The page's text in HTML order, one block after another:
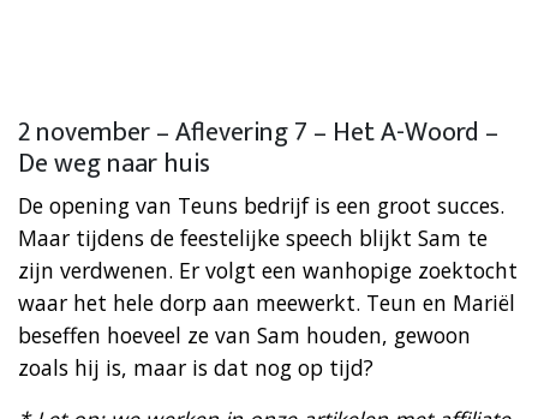
2 november – Aflevering 7 – Het A-Woord –
De weg naar huis
De opening van Teuns bedrijf is een groot succes.
Maar tijdens de feestelijke speech blijkt Sam te
zijn verdwenen. Er volgt een wanhopige zoektocht
waar het hele dorp aan meewerkt. Teun en Mariël
beseffen hoeveel ze van Sam houden, gewoon
zoals hij is, maar is dat nog op tijd?